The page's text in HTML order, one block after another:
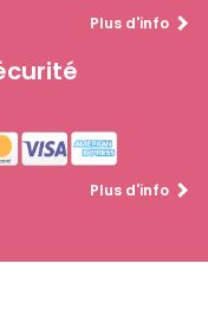
Plus d'info
Plus d'info